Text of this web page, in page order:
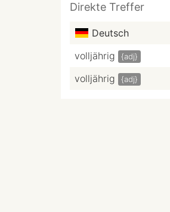
Direkte Treffer
Deutsch
volljährig
{adj}
volljährig {adj}